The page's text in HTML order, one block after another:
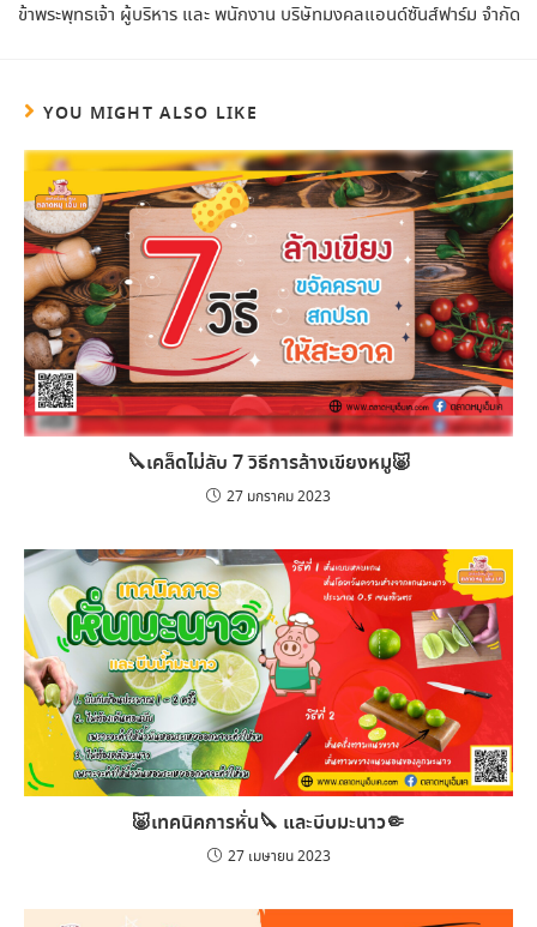
ข้าพระพุทธเจ้า ผู้บริหาร และ พนักงาน บริษัทมงคลแอนด์ซันส์ฟาร์ม จำกัด
YOU MIGHT ALSO LIKE
🔪เคล็ดไม่ลับ 7 วิธีการล้างเขียงหมู🐷
27 มกราคม 2023
🐷เทคนิคการหั่น🔪 และบีบมะนาว🤏
27 เมษายน 2023